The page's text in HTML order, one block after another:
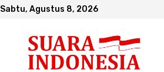
Sabtu, Agustus 8, 2026